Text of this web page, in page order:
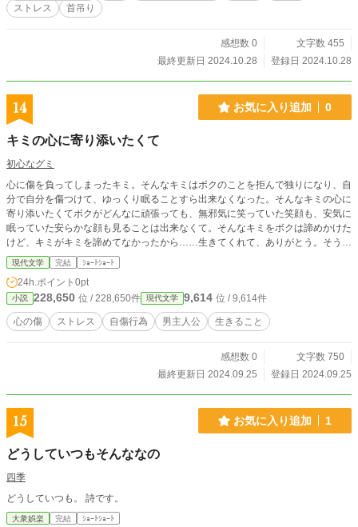
ストレス 首吊り
感想数 0
文字数 455
最終更新日 2024.10.28
登録日 2024.10.28
14 お気に入り追加 0
キミの心に寄り添いたくて
初心なグミ
心に傷を負ってしまったキミ。そんなキミはボクのことを拒んで独りになり、自
分で自分を傷つけて、ゆっくり眠ることすら出来なくなった。そんなキミの心に
寄り添いたくてボクがどんなに頑張っても、無邪気に笑っていた笑顔も、安気に
眠っていた安らかな顔も見ることは出来なくて。そんなキミをボクは諦めかけた
けど、キミがキミを諦めてなかったから……生きてくれて、ありがとう。そう言
ってボクはキミを抱きしめた。
現代文学 完結 ｼｮｰﾄｼｮｰﾄ
24h.ポイント 0pt
小説 228,650 位 / 228,650件 現代文学 9,614 位 / 9,614件
心の傷 ストレス 自傷行為 男主人公 生きること
感想数 0
文字数 750
最終更新日 2024.09.25
登録日 2024.09.25
15 お気に入り追加 1
どうしていつもそんななの
四季
どうしていつも。 詩です。
大衆娯楽 完結 ｼｮｰﾄｼｮｰﾄ